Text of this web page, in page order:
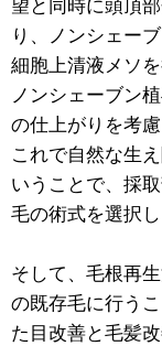
望と同時に頭頂
り、ノンシェー
細胞上清液メソを
ノンシェーブン
の仕上がりを考慮
これで自然な生
いうことで、採
毛の術式を選択し
そして、毛根再
の既存毛に行う
た目改善と毛髪